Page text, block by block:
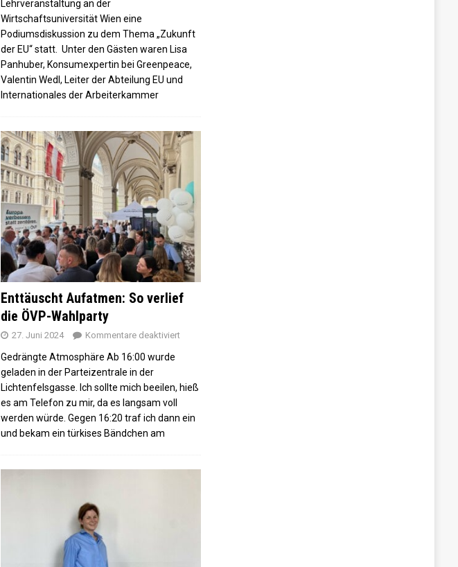
Lehrveranstaltung an der
Wirtschaftsuniversität Wien eine
Podiumsdiskussion zu dem Thema „Zukunft
der EU“ statt. Unter den Gästen waren Lisa
Panhuber, Konsumexpertin bei Greenpeace,
Valentin Wedl, Leiter der Abteilung EU und
Internationales der Arbeiterkammer
Enttäuscht Aufatmen: So verlief
die ÖVP-Wahlparty
27. Juni 2024 Kommentare deaktiviert
Gedrängte Atmosphäre Ab 16:00 wurde
geladen in der Parteizentrale in der
Lichtenfelsgasse. Ich sollte mich beeilen, hieß
es am Telefon zu mir, da es langsam voll
werden würde. Gegen 16:20 traf ich dann ein
und bekam ein türkises Bändchen am